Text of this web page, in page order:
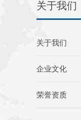
关于我们
关于我们
企业文化
荣誉资质